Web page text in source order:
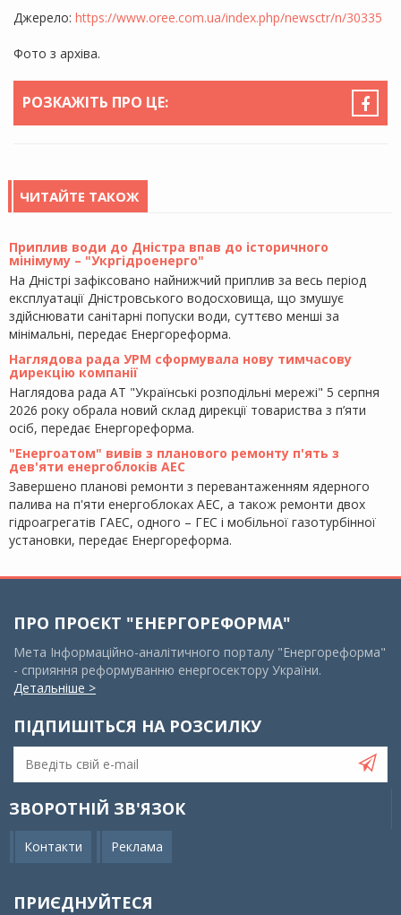
Джерело: https://www.oree.com.ua/index.php/newsctr/n/30335
Фото з архіва.
РОЗКАЖІТЬ ПРО ЦЕ:
ЧИТАЙТЕ ТАКОЖ
Приплив води до Дністра впав до історичного
мінімуму – "Укргідроенерго"
На Дністрі зафіксовано найнижчий приплив за весь період
експлуатації Дністровського водосховища, що змушує
здійснювати санітарні попуски води, суттєво менші за
мінімальні, передає Енергореформа.
Наглядова рада УРМ сформувала нову тимчасову
дирекцію компанії
Наглядова рада АТ "Українські розподільні мережі" 5 серпня
2026 року обрала новий склад дирекції товариства з п’яти
осіб, передає Енергореформа.
"Енергоатом" вивів з планового ремонту п'ять з
дев'яти енергоблоків АЕС
Завершено планові ремонти з перевантаженням ядерного
палива на п'яти енергоблоках АЕС, а також ремонти двох
гідроагрегатів ГАЕС, одного – ГЕС і мобільної газотурбінної
установки, передає Енергореформа.
ПРО ПРОЄКТ "ЕНЕРГОРЕФОРМА"
Мета Інформаційно-аналітичного порталу "Енергореформа"
- сприяння реформуванню енергосектору України.
Детальніше >
ПІДПИШІТЬСЯ НА РОЗСИЛКУ
ЗВОРОТНІЙ ЗВ'ЯЗОК
Контакти Реклама
ПРИЄДНУЙТЕСЯ